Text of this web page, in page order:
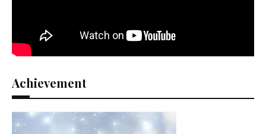
Achievement